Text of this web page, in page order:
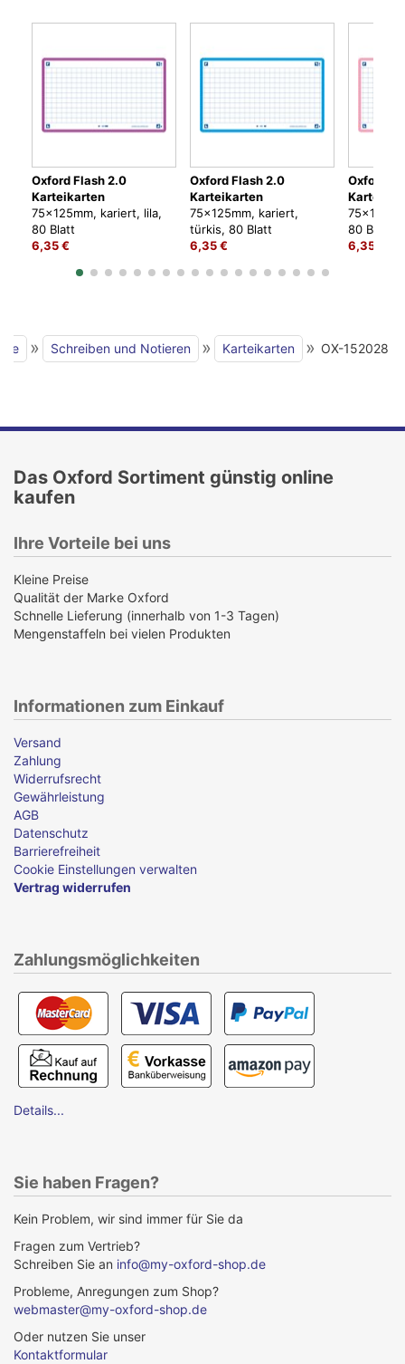
Oxford Flash 2.0
Karteikarten
75x125mm, kariert, lila,
80 Blatt
6,35 €
Oxford Flash 2.0
Karteikarten
75x125mm, kariert,
türkis, 80 Blatt
6,35 €
Oxford
80 Blatt
6,35 €
» Schreiben und Notieren » Karteikarten » OX-152028
Das Oxford Sortiment günstig online
kaufen
Ihre Vorteile bei uns
Kleine Preise
Qualität der Marke Oxford
Schnelle Lieferung (innerhalb von 1-3 Tagen)
Mengenstaffeln bei vielen Produkten
Informationen zum Einkauf
Versand
Zahlung
Widerrufsrecht
Gewährleistung
AGB
Datenschutz
Barrierefreiheit
Cookie Einstellungen verwalten
Vertrag widerrufen
Zahlungsmöglichkeiten
Details...
Sie haben Fragen?
Kein Problem, wir sind immer für Sie da
Fragen zum Vertrieb?
Schreiben Sie an info@my-oxford-shop.de
Probleme, Anregungen zum Shop?
webmaster@my-oxford-shop.de
Oder nutzen Sie unser
Kontaktformular